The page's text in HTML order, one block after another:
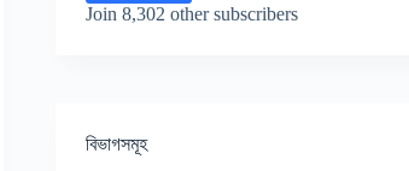
Join 8,302 other subscribers
বিভাগসমূহ